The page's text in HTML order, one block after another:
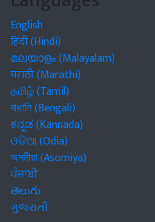
English
हिंदी (Hindi)
മലയാളം (Malayalam)
मराठी (Marathi)
தமிழ் (Tamil)
বাঙালি (Bengali)
ಕನ್ನಡ (Kannada)
ଓଡିଆ (Odia)
অসমীয়া (Asomiya)
ਪੰਜਾਬੀ
తెలుగు
ગુજરાતી